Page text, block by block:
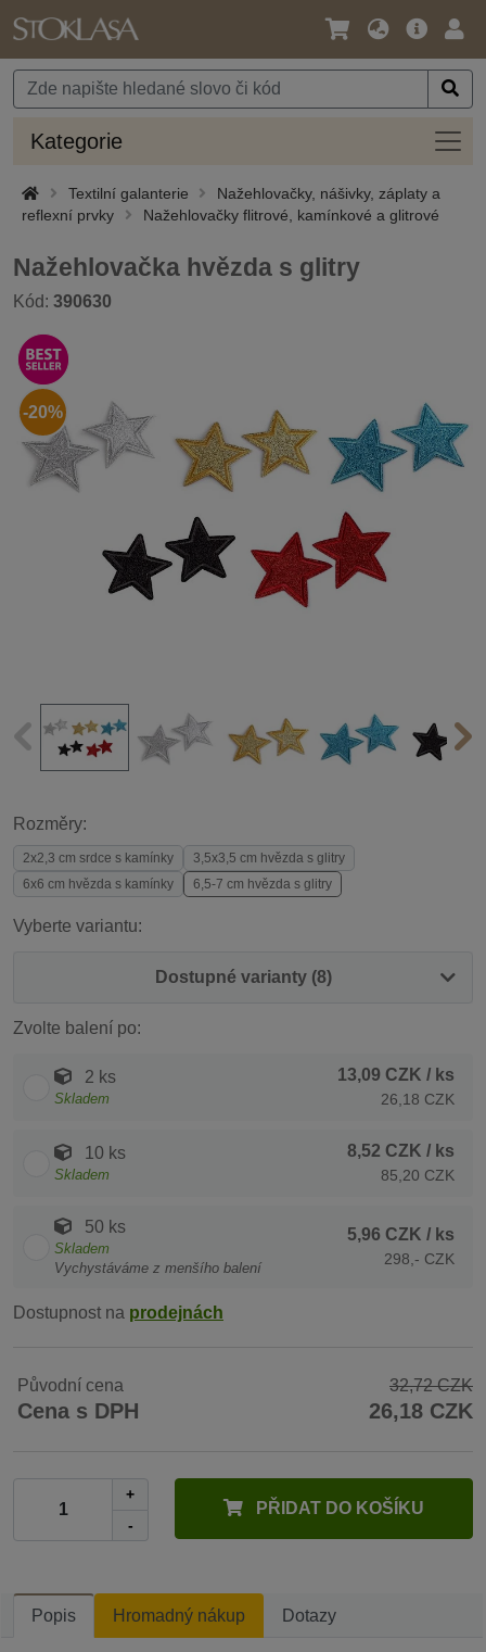
Jazyk
Měna
Hlavní
Kategorie
Textilní galanterie
Nažehlovačky, nášivky, záplaty a
reflexní prvky
Nažehlovačky flitrové, kamínkové a glitrové
Nažehlovačka hvězda s glitry
Kód: 390630
-20%
Rozměry:
2x2,3 cm srdce s kamínky
3,5x3,5 cm hvězda s glitry
6x6 cm hvězda s kamínky
6,5-7 cm hvězda s glitry
Vyberte variantu:
Dostupné varianty (8)
Zvolte balení po:
2 ks
Skladem
13,09 CZK / ks
26,18 CZK
10 ks
Skladem
8,52 CZK / ks
85,20 CZK
50 ks
Skladem
Vychystáváme z menšího balení
5,96 CZK / ks
298,- CZK
Dostupnost na prodejnách
Původní cena 32,72 CZK
Cena s DPH 26,18 CZK
+
-
PŘIDAT DO KOŠÍKU
Popis Hromadný nákup Dotazy